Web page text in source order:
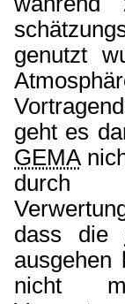
genutzt
geht es
GEMA
durch
dass die
nicht